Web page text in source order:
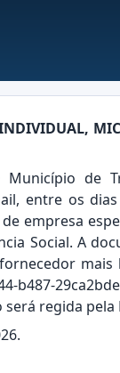
de
entre os
empresa
Social. A
mais
b487-
regida pela